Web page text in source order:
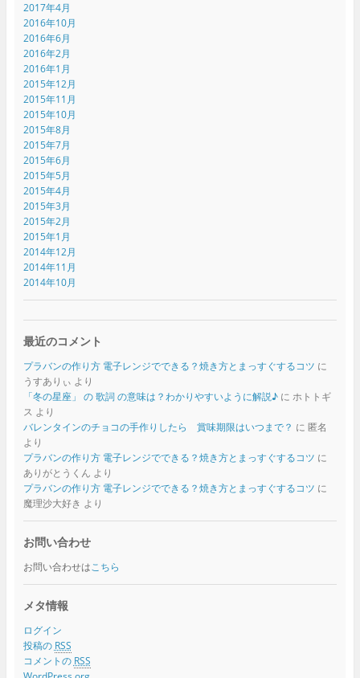
2017年4月
2016年10月
2016年6月
2016年2月
2016年1月
2015年12月
2015年11月
2015年10月
2015年8月
2015年7月
2015年6月
2015年5月
2015年4月
2015年3月
2015年2月
2015年1月
2014年12月
2014年11月
2014年10月
最近のコメント
プラバンの作り方 電子レンジでできる？焼き方とまっすぐするコツ に
うすありぃ より
「冬の星座」 の 歌詞 の意味は？わかりやすいように解説♪に ホトトギ
ス より
バレンタインのチョコの手作りしたら 賞味期限はいつまで？ に 匿名
より
プラバンの作り方 電子レンジでできる？焼き方とまっすぐするコツ に
ありがとうくん より
プラバンの作り方 電子レンジでできる？焼き方とまっすぐするコツ に
魔理沙大好き より
お問い合わせ
お問い合わせはこちら
メタ情報
ログイン
投稿の RSS
コメントの RSS